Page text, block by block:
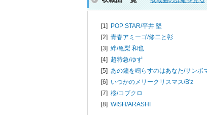
[1] POP STAR/平井 堅
[2] 青春アミーゴ/修二と彰
[3] 絆/亀梨 和也
[4] 超特急/ゆず
[5] あの鐘を鳴らすのはあなた/サンボ
[6] いつかのメリークリスマス/B'z
[7] 桜/コブクロ
[8] WISH/ARASHI